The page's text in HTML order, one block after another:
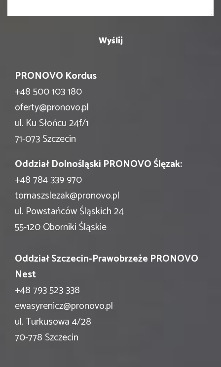
PRONOVO Kordus
+48 500 103 180
oferty@pronovo.pl
ul. Ku Słońcu 24f/1
71-073 Szczecin
Oddział Dolnośląski PRONOVO Ślęzak:
+48 784 339 970
tomaszslezak@pronovo.pl
ul. Powstańców Śląskich 24
55-120 Oborniki Śląskie
Oddział Szczecin-Prawobrzeże PRONOVO
Nest
+48 793 523 338
ewasyrenicz@pronovo.pl
ul. Turkusowa 4/28
70-778 Szczecin